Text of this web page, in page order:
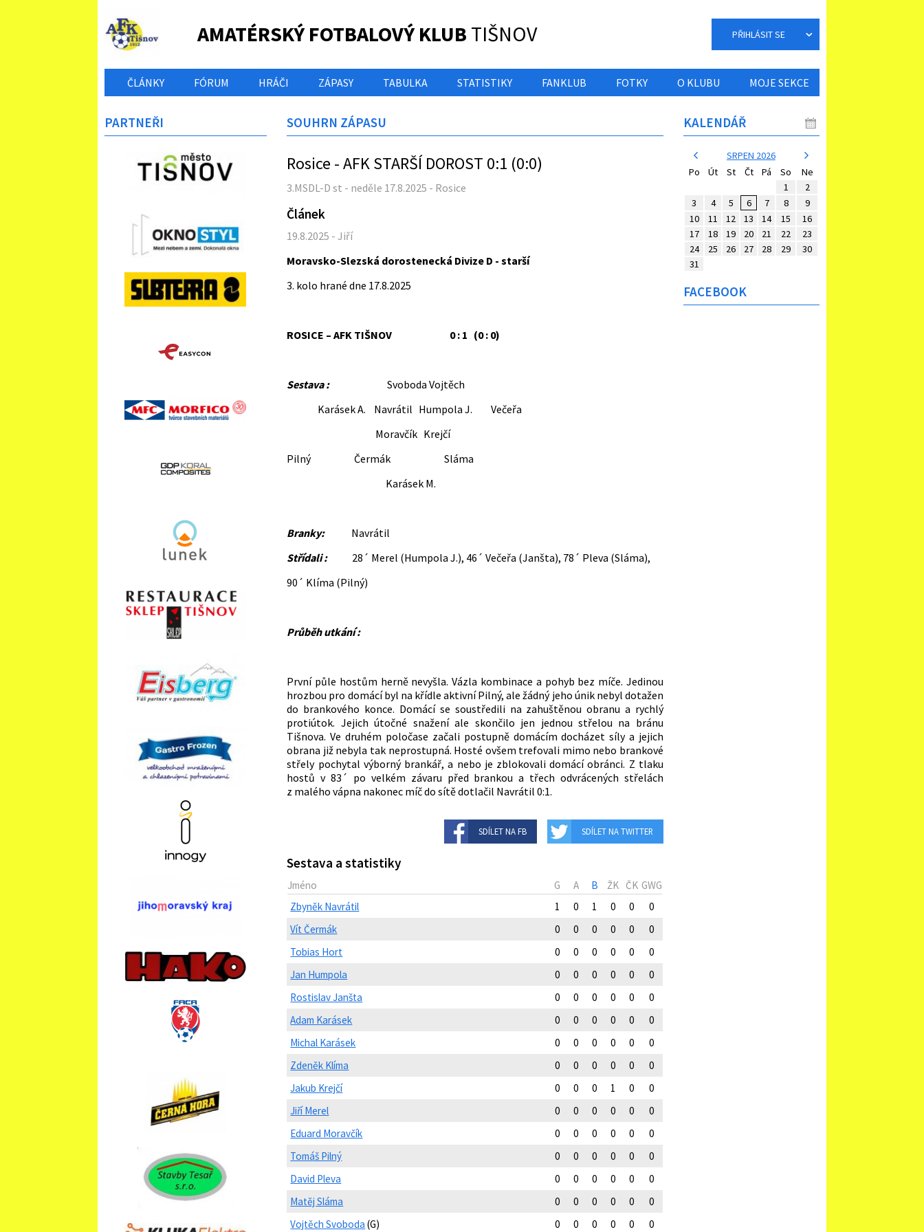
AMATÉRSKÝ FOTBALOVÝ KLUB TIŠNOV PŘIHLÁSIT SE
ČLÁNKY FÓRUM HRÁČI ZÁPASY TABULKA STATISTIKY FANKLUB FOTKY O KLUBU MOJE SEKCE
SOUHRN ZÁPASU
Rosice - AFK STARŠÍ DOROST 0:1 (0:0)
3.MSDL-D st - neděle 17.8.2025 - Rosice
Článek
19.8.2025 - Jiří
Moravsko-Slezská dorostenecká Divize D - starší
3. kolo hrané dne 17.8.2025
ROSICE – AFK TIŠNOV 0 : 1 (0 : 0)
Sestava :Svoboda Vojtěch
Karásek A. Navrátil Humpola J. Večeřa
Moravčík Krejčí
Pilný Čermák Sláma
Karásek M.
Branky:Navrátil
Střídali :28´ Merel (Humpola J.), 46´ Večeřa (Janšta), 78´ Pleva (Sláma),
90´ Klíma (Pilný)
Průběh utkání :
První půle hostům herně nevyšla. Vázla kombinace a pohyb bez míče. Jedinou
hrozbou pro domácí byl na křídle aktivní Pilný, ale žádný jeho únik nebyl dotažen
do brankového konce. Domácí se soustředili na zahuštěnou obranu a rychlý
protiútok. Jejich útočné snažení ale skončilo jen jednou střelou na bránu
Tišnova. Ve druhém poločase začali postupně domácím docházet síly a jejich
obrana již nebyla tak neprostupná. Hosté ovšem trefovali mimo nebo brankové
střely pochytal výborný brankář, a nebo je zblokovali domácí obránci. Z tlaku
hostů v 83´ po velkém závaru před brankou a třech odvrácených střelách
z malého vápna nakonec míč do sítě dotlačil Navrátil 0:1.
SDÍLET NA FB SDÍLET NA TWITTER
Sestava a statistiky
Jméno G A B ŽK ČK GWG
Zbyněk Navrátil
1 0 1 0 0
0
Vít Čermák
0 0 0 0 0
0
Tobias Hort
0 0 0 0 0
0
Jan Humpola
0 0 0 0 0
0
Rostislav Janšta
0 0 0 0 0
0
Adam Karásek
0 0 0 0 0
0
Michal Karásek
0 0 0 0 0
0
Zdeněk Klíma
0 0 0 0 0
0
Jakub Krejčí
0 0 0 1 0
0
Jiří Merel
0 0 0 0 0
0
Eduard Moravčík
0 0 0 0 0
0
Tomáš Pilný
0 0 0 0 0
0
David Pleva
0 0 0 0 0
0
Matěj Sláma
0 0 0 0 0
0
Vojtěch Svoboda (G) 0 0 0 0 0 0
PARTNEŘI KALENDÁŘ
SRPEN 2026
Po
Út St Čt Pá So
Ne
1
2
3
4 5 6 7 8
9
10
11 12 13 14 15
16
17
18 19 20 21 22
23
24
25 26 27 28 29
30
31
FACEBOOK